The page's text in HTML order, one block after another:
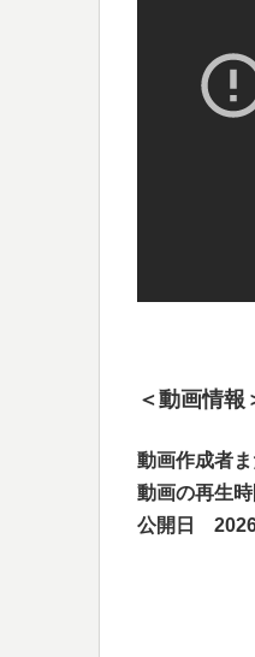
＜動画情報
動画作成者
動画の再生
公開日